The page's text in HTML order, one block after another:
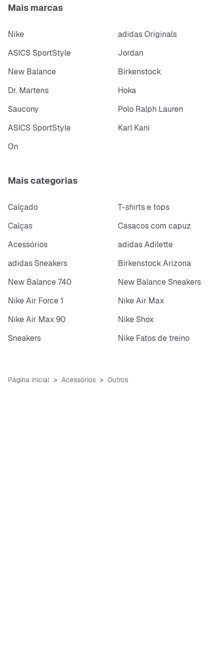
Mais marcas
Nike
adidas Originals
ASICS SportStyle
Jordan
New Balance
Birkenstock
Dr. Martens
Hoka
Saucony
Polo Ralph Lauren
ASICS SportStyle
Karl Kani
On
Mais categorias
Calçado
T-shirts e tops
Calças
Casacos com capuz
Acessórios
adidas Adilette
adidas Sneakers
Birkenstock Arizona
New Balance 740
New Balance Sneakers
Nike Air Force 1
Nike Air Max
Nike Air Max 90
Nike Shox
Sneakers
Nike Fatos de treino
Página inicial Acessórios Outros